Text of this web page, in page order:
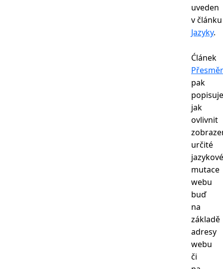
uveden
v článku
Jazyky.
Ćlánek
pak
jak
ovlivnit
určité
jazykové
mutace
webu
buď
na
základě
adresy
webu
či